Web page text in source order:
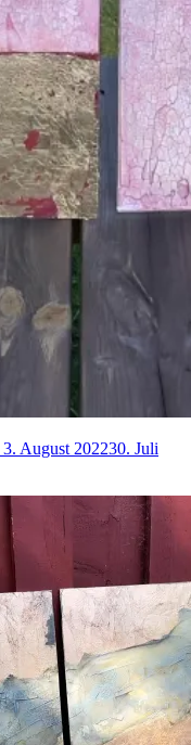
3. August 202230. Juli